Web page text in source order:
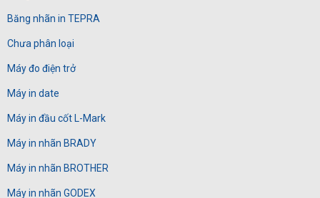
Băng nhãn in TEPRA
Chưa phân loại
Máy đo điện trở
Máy in date
Máy in đầu cốt L-Mark
Máy in nhãn BRADY
Máy in nhãn BROTHER
Máy in nhãn GODEX